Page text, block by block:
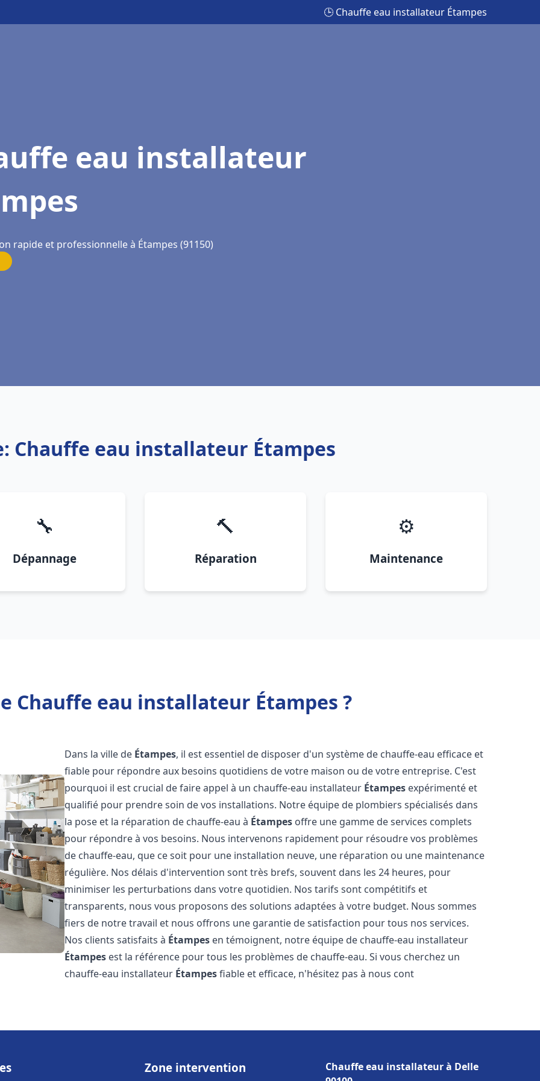
🕒 Chauffe eau installateur Étampes
eau installateur
rapide et professionnelle à Étampes (91150)
Chauffe eau installateur Étampes
🔧
Dépannage
🔨
Réparation
⚙️
Maintenance
Chauffe eau installateur Étampes ?
Dans la ville de Étampes, il est essentiel de disposer d'un système de chauffe-eau efficace et
fiable pour répondre aux besoins quotidiens de votre maison ou de votre entreprise. C'est
pourquoi il est crucial de faire appel à un chauffe-eau installateur Étampes expérimenté et
qualifié pour prendre soin de vos installations. Notre équipe de plombiers spécialisés dans
la pose et la réparation de chauffe-eau à Étampes offre une gamme de services complets
pour répondre à vos besoins. Nous intervenons rapidement pour résoudre vos problèmes
de chauffe-eau, que ce soit pour une installation neuve, une réparation ou une maintenance
régulière. Nos délais d'intervention sont très brefs, souvent dans les 24 heures, pour
minimiser les perturbations dans votre quotidien. Nos tarifs sont compétitifs et
transparents, nous vous proposons des solutions adaptées à votre budget. Nous sommes
fiers de notre travail et nous offrons une garantie de satisfaction pour tous nos services.
Nos clients satisfaits à Étampes en témoignent, notre équipe de chauffe-eau installateur
Étampes est la référence pour tous les problèmes de chauffe-eau. Si vous cherchez un
chauffe-eau installateur Étampesfiable et efficace, n'hésitez pas à nous cont
Zone intervention
Chauffe eau installateur à Delle